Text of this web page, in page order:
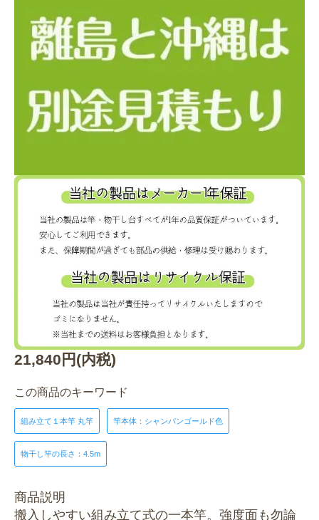
21,840円(内税)
この商品のキーワード
組み立て１本竿 丸竿 竿本体：シャンパンゴールド色
物干し竿の長さ：4.5m
商品説明
搬入しやすい組み立て式の一本竿。強度面も勿論